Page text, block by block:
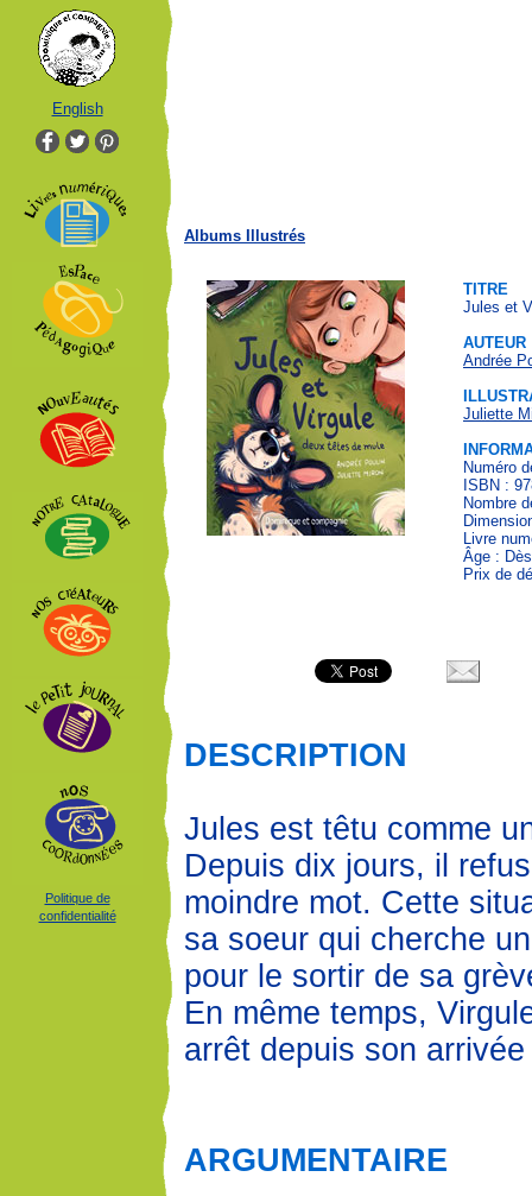
English
Politique de
confidentialité
Albums Illustrés
TITRE
Jules et
AUTEUR
Andrée
Juliette
Numéro
ISBN :
Nombre
Livre
Âge :
Prix de
DESCRIPTION
Jules est têtu comme
Depuis dix jours, il
moindre mot. Cette
sa soeur qui cherche
pour le sortir de sa
En même temps,
arrêt depuis son
ARGUMENTAIRE